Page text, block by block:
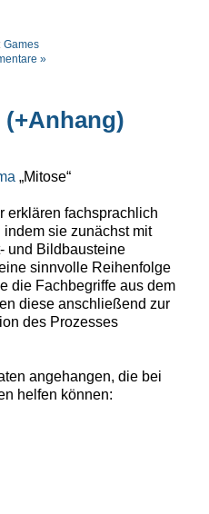
Games
»
„Mitose“
erklären fachsprachlich
indem sie zunächst mit
und Bildbausteine
sinnvolle Reihenfolge
die Fachbegriffe aus dem
diese anschließend zur
des Prozesses
angehangen, die bei
helfen können: